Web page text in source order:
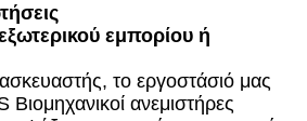
εμπορίου ή
το εργοστάσιό μας
Βιομηχανικοί ανεμιστήρες